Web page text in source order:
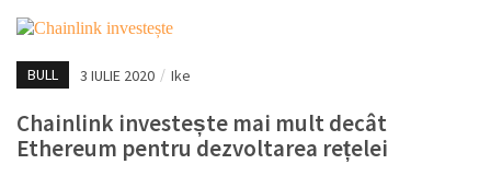
BULL 3 IULIE 2020 / Ike
Chainlink investește mai mult decât
Ethereum pentru dezvoltarea rețelei